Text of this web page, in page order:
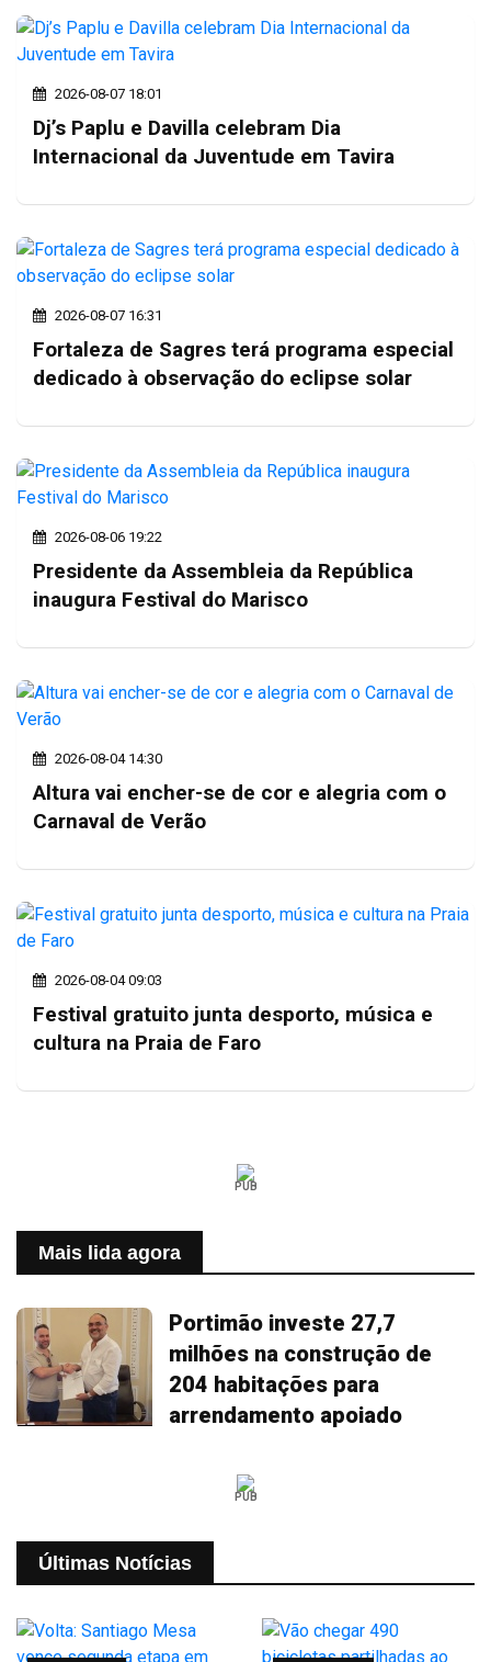
2026-08-07 18:01
Dj’s Paplu e Davilla celebram Dia
Internacional da Juventude em Tavira
2026-08-07 16:31
Fortaleza de Sagres terá programa especial
dedicado à observação do eclipse solar
2026-08-06 19:22
Presidente da Assembleia da República
inaugura Festival do Marisco
2026-08-04 14:30
Altura vai encher-se de cor e alegria com o
Carnaval de Verão
2026-08-04 09:03
Festival gratuito junta desporto, música e
cultura na Praia de Faro
PUB
Mais lida agora
Portimão investe 27,7
milhões na construção de
204 habitações para
arrendamento apoiado
PUB
Últimas Notícias